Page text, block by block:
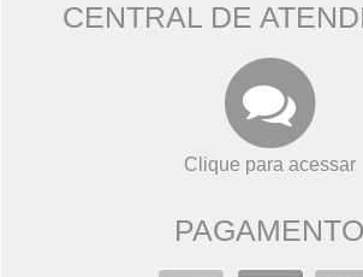
CENTRAL DE
Clique para acessar
PAGAMENTO